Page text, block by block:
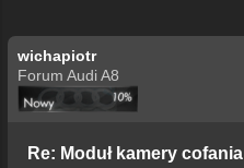
wichapiotr
Forum Audi A8
Re: Moduł kamery cofania